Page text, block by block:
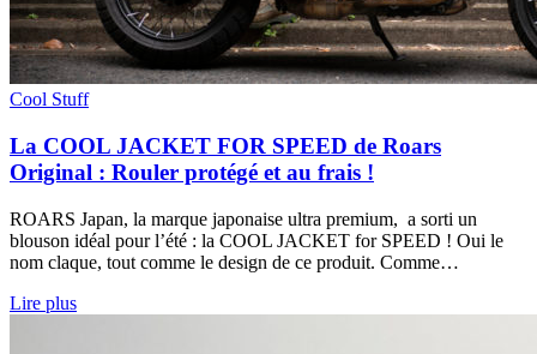
Cool Stuff
La COOL JACKET FOR SPEED de Roars
Original : Rouler protégé et au frais !
ROARS Japan, la marque japonaise ultra premium, a sorti un
blouson idéal pour l’été : la COOL JACKET for SPEED ! Oui le
nom claque, tout comme le design de ce produit. Comme…
Lire plus